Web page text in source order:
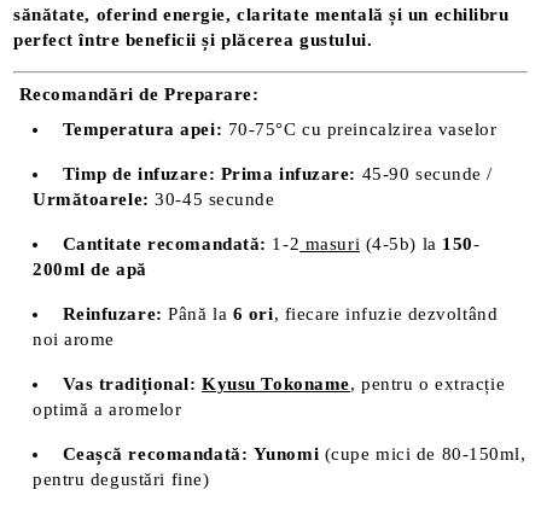
sănătate, oferind energie, claritate mentală și un echilibru
perfect între beneficii și plăcerea gustului.
Recomandări de Preparare:
Temperatura apei: 70-75°C cu preincalzirea vaselor
Timp de infuzare: Prima infuzare: 45-90 secunde /
Următoarele: 30-45 secunde
Cantitate recomandată: 1-2 masuri (4-5b) la 150-
200ml de apă
Reinfuzare: Până la 6 ori, fiecare infuzie dezvoltând
noi arome
Vas tradițional: Kyusu Tokoname, pentru o extracție
optimă a aromelor
Ceașcă recomandată: Yunomi (cupe mici de 80-150ml,
pentru degustări fine)